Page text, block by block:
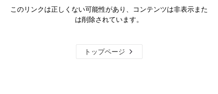
このリンクは正しくない可能性があり、コンテンツは非表示また
は削除されています。
トップページ